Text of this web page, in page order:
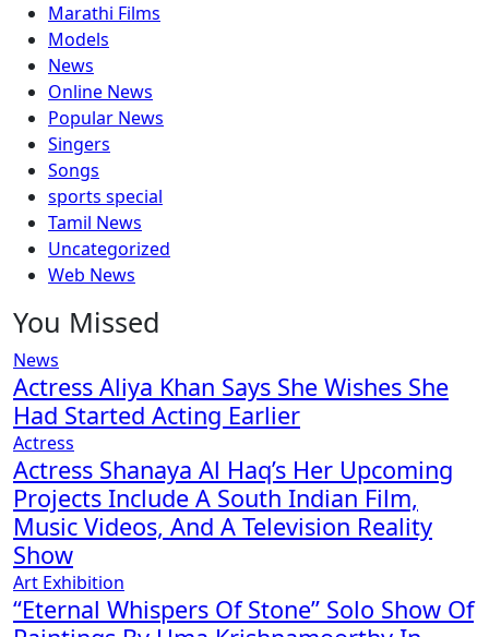
Marathi Films
Models
News
Online News
Popular News
Singers
Songs
sports special
Tamil News
Uncategorized
Web News
You Missed
News
Actress Aliya Khan Says She Wishes She
Had Started Acting Earlier
Actress
Actress Shanaya Al Haq’s Her Upcoming
Projects Include A South Indian Film,
Music Videos, And A Television Reality
Show
Art Exhibition
“Eternal Whispers Of Stone” Solo Show Of